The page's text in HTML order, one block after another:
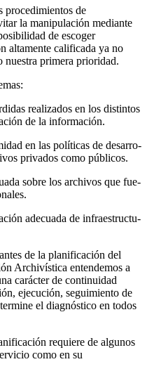
procedimientos de
la manipulación mediante
de escoger
al­tamente calificada ya no
nuestra pri­mera prioridad.
realizados en los distintos
de la información.
en las políticas de desarro­
privados como públicos.
sobre los archivos que fue­
adecuada de infraestructu­
de la planificación del
Archivística entendemos a
carácter de continuidad
ejecución, seguimiento de
el diagnóstico en todos
requiere de algunos
como en su